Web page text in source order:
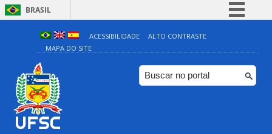
BRASIL
Simplifique!
Comunica BR
Participe
ACESSIBILIDADE
ALTO CONTRASTE
MAPA DO SITE